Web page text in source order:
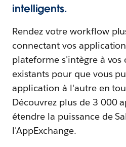
intelligents.
Rendez votre workflow
connectant vos
plateforme s'intègre à
existants pour que vous
application à l'autre en
Découvrez plus de 3 000
étendre la puissance de
l'AppExchange.